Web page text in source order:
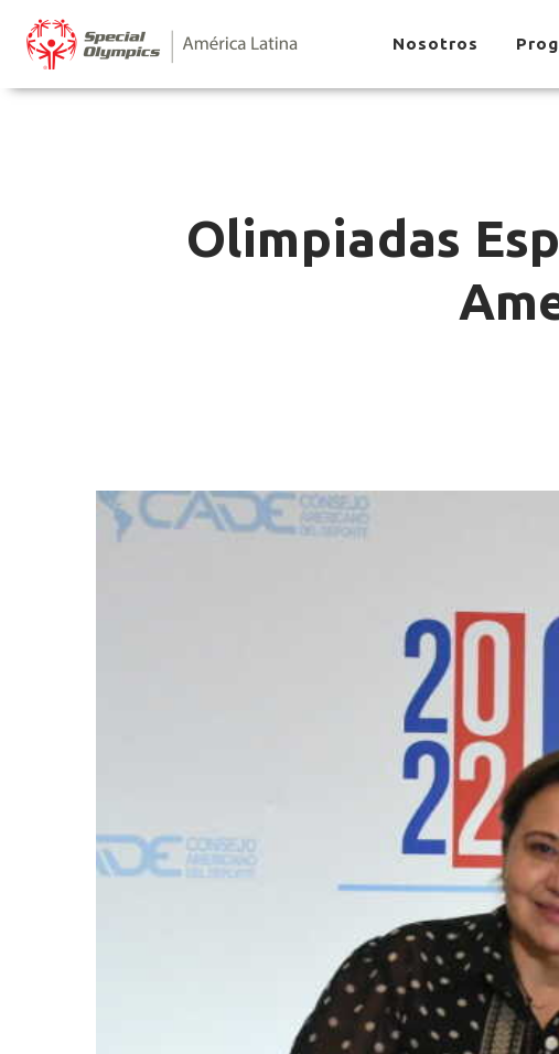
Nosotros
Olimpiadas